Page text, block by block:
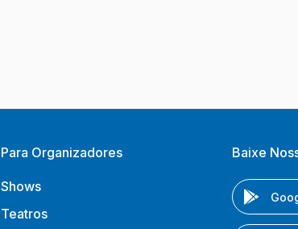
Para Organizadores
Shows
Teatros
Baixe